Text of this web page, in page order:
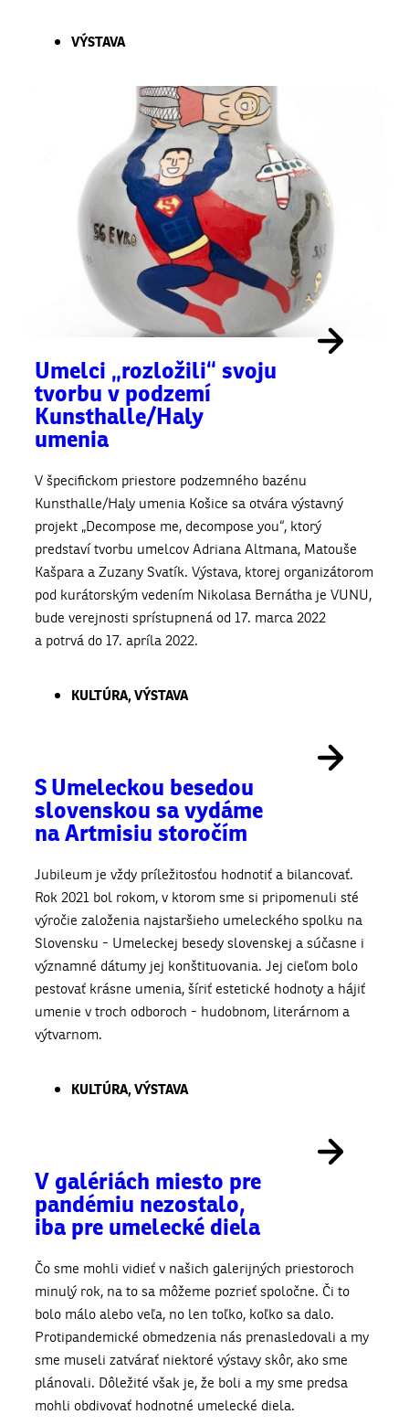
VÝSTAVA
Umelci „rozložili“ svoju
tvorbu v podzemí
Kunsthalle/Haly
umenia
V špecifickom priestore podzemného bazénu
Kunsthalle/Haly umenia Košice sa otvára výstavný
projekt „Decompose me, decompose you“, ktorý
predstaví tvorbu umelcov Adriana Altmana, Matouše
Kašpara a Zuzany Svatík. Výstava, ktorej organizátorom
pod kurátorským vedením Nikolasa Bernátha je VUNU,
bude verejnosti sprístupnená od 17. marca 2022
a potrvá do 17. apríla 2022.
KULTÚRA,VÝSTAVA
S Umeleckou besedou
slovenskou sa vydáme
na Artmisiu storočím
Jubileum je vždy príležitosťou hodnotiť a bilancovať.
Rok 2021 bol rokom, v ktorom sme si pripomenuli sté
výročie založenia najstaršieho umeleckého spolku na
Slovensku - Umeleckej besedy slovenskej a súčasne i
významné dátumy jej konštituovania. Jej cieľom bolo
pestovať krásne umenia, šíriť estetické hodnoty a hájiť
umenie v troch odboroch - hudobnom, literárnom a
výtvarnom.
KULTÚRA,VÝSTAVA
V galériách miesto pre
pandémiu nezostalo,
iba pre umelecké diela
Čo sme mohli vidieť v našich galerijných priestoroch
minulý rok, na to sa môžeme pozrieť spoločne. Či to
bolo málo alebo veľa, no len toľko, koľko sa dalo.
Protipandemické obmedzenia nás prenasledovali a my
sme museli zatvárať niektoré výstavy skôr, ako sme
plánovali. Dôležité však je, že boli a my sme predsa
mohli obdivovať hodnotné umelecké diela.